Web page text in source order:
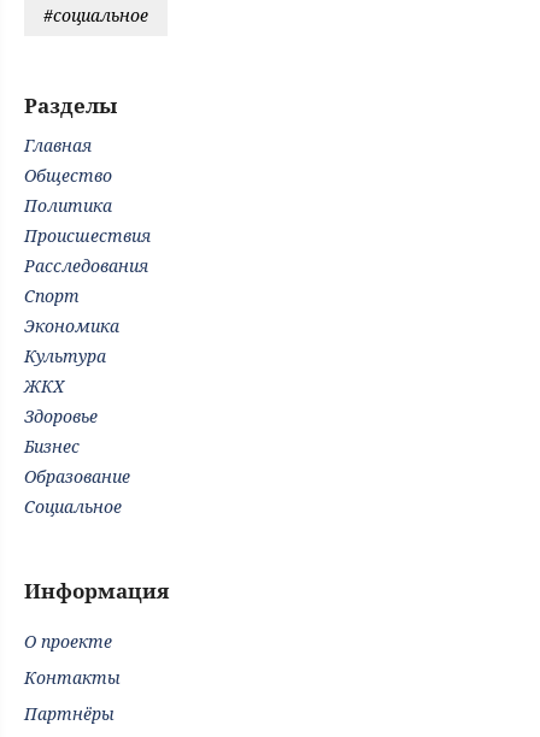
#социальное
Разделы
Главная
Общество
Политика
Происшествия
Расследования
Спорт
Экономика
Культура
ЖКХ
Здоровье
Бизнес
Образование
Социальное
Информация
О проекте
Контакты
Партнёры